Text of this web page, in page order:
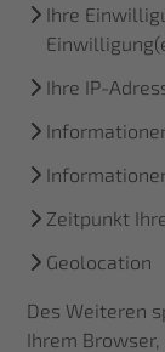
Ihre
Ihre IP-
Zeitpunkt
Geolocation
Des Weiteren
Ihrem